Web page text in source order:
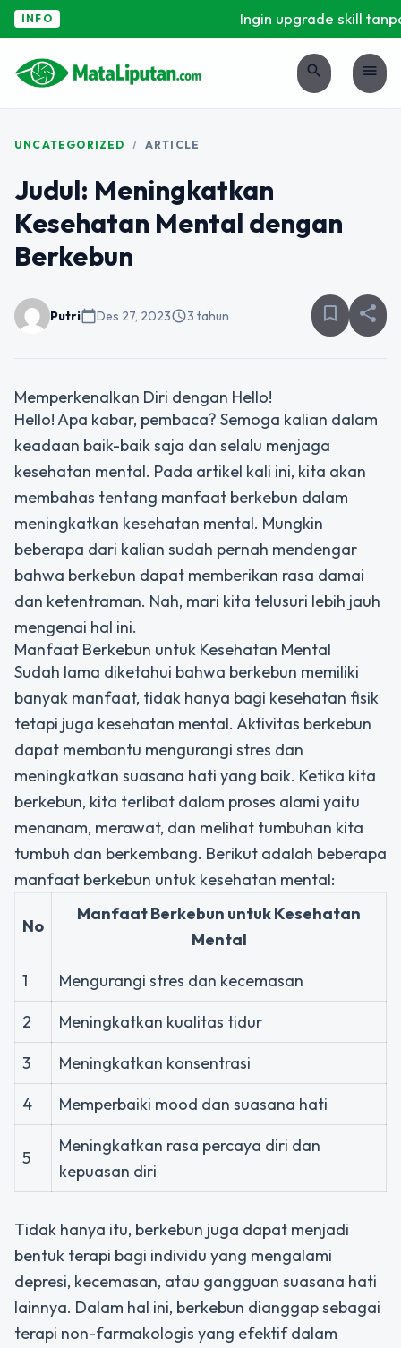
INFO Ingin upgrade skill
search menu
UNCATEGORIZED / ARTICLE
Judul: Meningkatkan
Kesehatan Mental dengan
Berkebun
Putricalendar_todayDes 27, 2023schedule3 tahun bookmark_border share
Memperkenalkan Diri dengan Hello!
Hello! Apa kabar, pembaca? Semoga kalian dalam
keadaan baik-baik saja dan selalu menjaga
kesehatan mental. Pada artikel kali ini, kita akan
membahas tentang manfaat berkebun dalam
meningkatkan kesehatan mental. Mungkin
beberapa dari kalian sudah pernah mendengar
bahwa berkebun dapat memberikan rasa damai
dan ketentraman. Nah, mari kita telusuri lebih jauh
mengenai hal ini.
Manfaat Berkebun untuk Kesehatan Mental
Sudah lama diketahui bahwa berkebun memiliki
banyak manfaat, tidak hanya bagi kesehatan fisik
tetapi juga kesehatan mental. Aktivitas berkebun
dapat membantu mengurangi stres dan
meningkatkan suasana hati yang baik. Ketika kita
berkebun, kita terlibat dalam proses alami yaitu
menanam, merawat, dan melihat tumbuhan kita
tumbuh dan berkembang. Berikut adalah beberapa
manfaat berkebun untuk kesehatan mental:
No
Manfaat Berkebun untuk Kesehatan
Mental
1
Mengurangi stres dan kecemasan
2
Meningkatkan kualitas tidur
3
Meningkatkan konsentrasi
4
Memperbaiki mood dan suasana hati
5
Meningkatkan rasa percaya diri dan
kepuasan diri
Tidak hanya itu, berkebun juga dapat menjadi
bentuk terapi bagi individu yang mengalami
depresi, kecemasan, atau gangguan suasana hati
lainnya. Dalam hal ini, berkebun dianggap sebagai
terapi non-farmakologis yang efektif dalam